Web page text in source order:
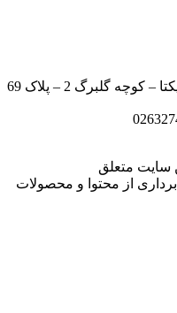
آدرس: کرج – میدان والفجر – خیابان یکتا – کوچه گلبرگ 2 – پلاک 69
متعلق
از محتوا و محصولات